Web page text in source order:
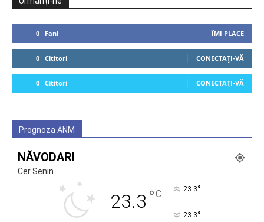
0 Fani ÎMI PLACE
0 Cititori CONECTAȚI-VĂ
0 Cititori CONECTAȚI-VĂ
Prognoza ANM
NĂVODARI
Cer Senin
23.3 °C 23.3°
23.3°